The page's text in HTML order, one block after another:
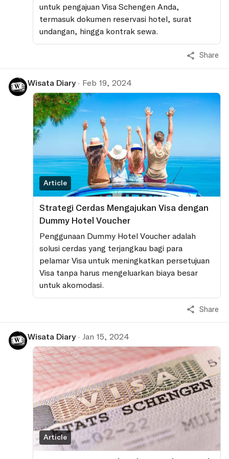
untuk pengajuan Visa Schengen Anda,
termasuk dokumen reservasi hotel, surat
undangan, hingga kontrak sewa.
Share
Wisata Diary · Feb 19, 2024
Article
Strategi Cerdas Mengajukan Visa dengan
Dummy Hotel Voucher
Penggunaan Dummy Hotel Voucher adalah
solusi cerdas yang terjangkau bagi para
pelamar Visa untuk meningkatkan persetujuan
Visa tanpa harus mengeluarkan biaya besar
untuk akomodasi.
Share
Wisata Diary · Jan 15, 2024
Article